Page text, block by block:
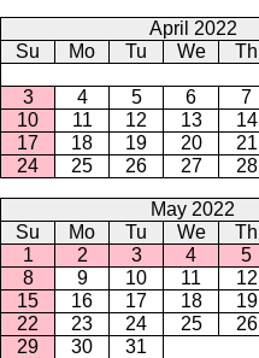
April 2022
Su
Mo Tu We Th
3
4 5 6 7
10
11 12 13 14
17
18 19 20 21
24
25 26 27 28
May 2022
Su
Mo Tu We Th
1
2 3 4 5
8
9 10 11 12
15
16 17 18 19
22
23 24 25 26
29
30 31